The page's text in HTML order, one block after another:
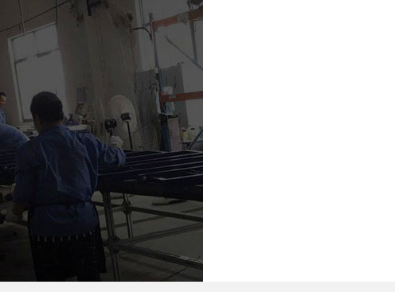
好色视频APP下载架
保險杠料架
輪胎架
衝壓件料架
轉向機料架
消聲器料架
懸掛料架
網箱
氣瓶料架
隱藏式馬桶水箱支架
汽車行業
衛浴行業